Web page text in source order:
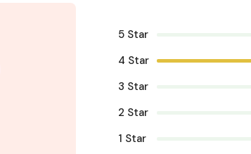
5 Star
4 Star
3 Star
2 Star
1 Star